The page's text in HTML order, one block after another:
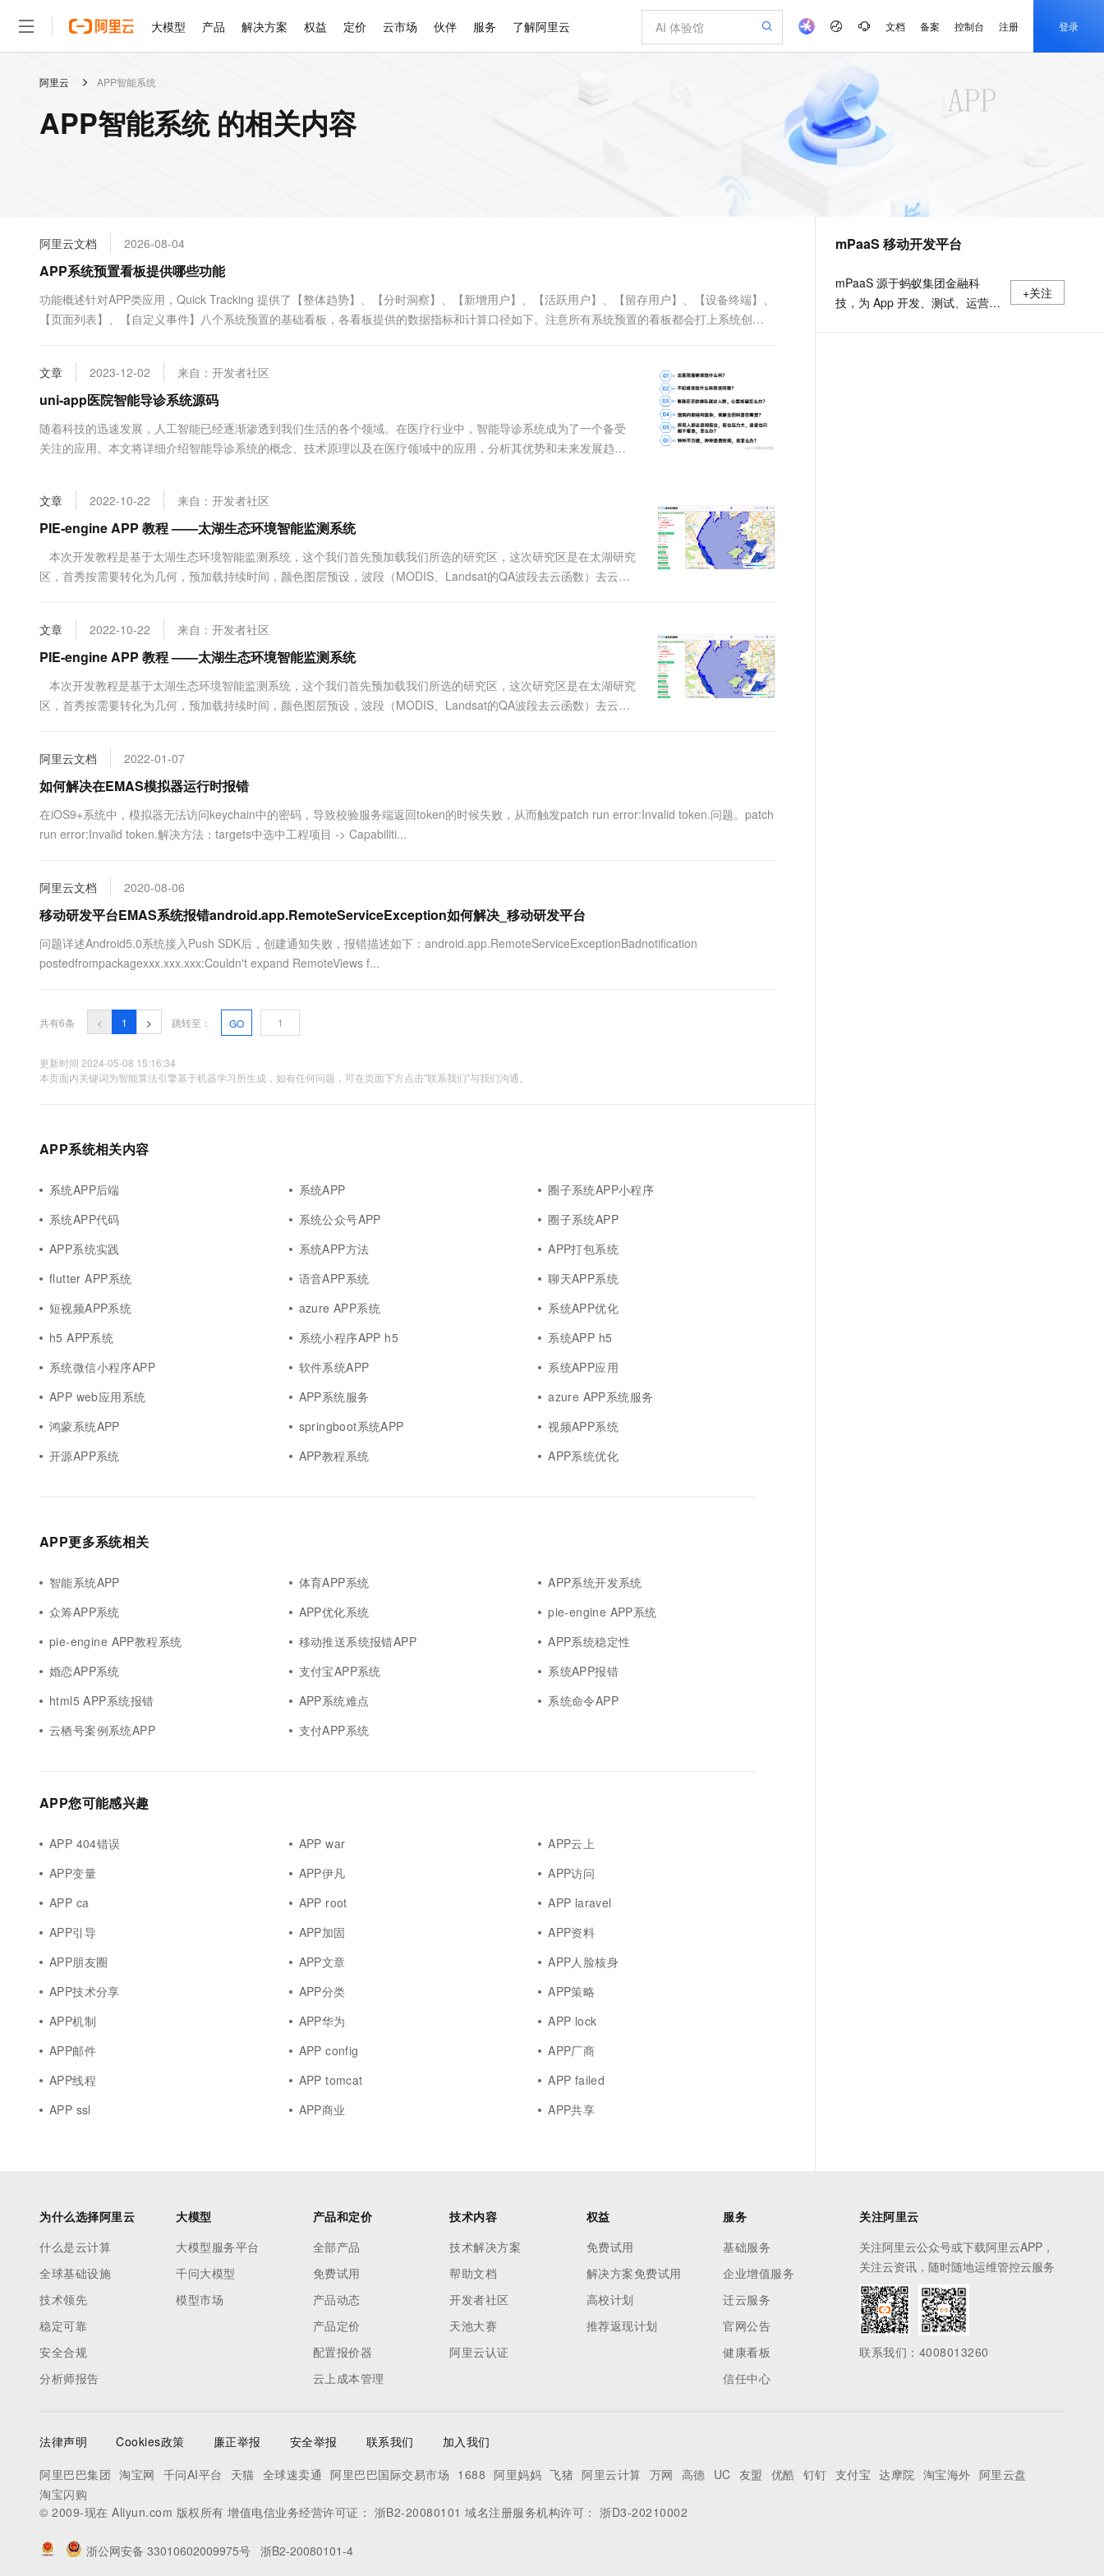
大模型 产品 解决方案 权益 定价 云市场 伙伴 服务 了解阿里云 文档 备案 控制台 注册 登录
阿里云 APP智能系统
APP智能系统 的相关内容
阿里云文档 2026-08-04
APP系统预置看板提供哪些功能
功能概述针对APP类应用，Quick Tracking 提供了【整体趋势】、【分时洞察】、【新增用户】、【活跃用户】、【留存用户】、【设备终端】、
【页面列表】、【自定义事件】八个系统预置的基础看板，各看板提供的数据指标和计算口径如下。注意所有系统预置的看板都会打上系统创建
文章 2023-12-02 来自：开发者社区
uni-app医院智能导诊系统源码
随着科技的迅速发展，人工智能已经逐渐渗透到我们生活的各个领域。在医疗行业中，智能导诊系统成为了一个备受
关注的应用。本文将详细介绍智能导诊系统的概念、技术原理以及在医疗领域中的应用，分析其优势和未来发展趋
民“知症不知病”、“知病不知科”的问题,为患者推荐正确的科室、合适的医院、合适的医生,助力缓....
文章
2022-10-22 来自：开发者社区
PIE-engine APP 教程 ——太湖生态环境智能监测系统
本次开发教程是基于太湖生态环境智能监测系统，这个我们首先预加载我们所选的研究区，这次研究区是在太湖研究
区，首秀按需要转化为几何，预加载持续时间，颜色图层预设，波段（MODIS、Landsat的QA波段去云函数）去云效
一个面板，最后就是程序的嵌套和各个部分....
文章
2022-10-22 来自：开发者社区
PIE-engine APP 教程 ——太湖生态环境智能监测系统
本次开发教程是基于太湖生态环境智能监测系统，这个我们首先预加载我们所选的研究区，这次研究区是在太湖研究
区，首秀按需要转化为几何，预加载持续时间，颜色图层预设，波段（MODIS、Landsat的QA波段去云函数）去云效
一个面板，最后就是程序的嵌套和各个部分....
阿里云文档
2022-01-07
如何解决在EMAS模拟器运行时报错
在iOS9+系统中，模拟器无法访问keychain中的密码，导致校验服务端返回token的时候失败，从而触发patch run error:Invalid token.问题。patch
run error:Invalid token.解决方法：targets中选中工程项目 -> Capabiliti...
阿里云文档 2020-08-06
移动研发平台EMAS系统报错android.app.RemoteServiceException如何解决_移动研发平台
问题详述Android5.0系统接入Push SDK后，创建通知失败，报错描述如下：android.app.RemoteServiceExceptionBadnotification
postedfrompackagexxx.xxx.xxx:Couldn't expand RemoteViews f...
共有6条 < 1 > 跳转至： GO
更新时间 2024-05-08 15:16:34
本页面内关键词为智能算法引擎基于机器学习所生成，如有任何问题，可在页面下方点击"联系我们"与我们沟通。
APP系统相关内容
系统APP后端 系统APP
圈子系统APP小程序
系统APP代码
系统公众号APP
圈子系统APP
APP系统实践
系统APP方法
APP打包系统
flutter APP系统
语音APP系统
聊天APP系统
短视频APP系统
azure APP系统
系统APP优化
h5 APP系统
系统小程序APP h5
系统APP h5
系统微信小程序APP
软件系统APP
系统APP应用
APP web应用系统
APP系统服务
azure APP系统服务
鸿蒙系统APP
springboot系统APP
视频APP系统
开源APP系统
APP教程系统 APP系统优化
APP更多系统相关
智能系统APP 体育APP系统
APP系统开发系统
众筹APP系统
APP优化系统
pie-engine APP系统
pie-engine APP教程系统
移动推送系统报错APP
APP系统稳定性
婚恋APP系统
支付宝APP系统
系统APP报错
html5 APP系统报错
APP系统难点
系统命令APP
云栖号案例系统APP
支付APP系统
APP您可能感兴趣
APP 404错误 APP war
APP云上
APP变量
APP伊凡
APP访问
APP ca
APP root
APP laravel
APP引导
APP加固
APP资料
APP朋友圈
APP文章
APP人脸核身
APP技术分享
APP分类
APP策略
APP机制
APP华为
APP lock
APP邮件
APP config
APP厂商
APP线程
APP tomcat
APP failed
APP ssl
APP商业 APP共享
mPaaS 移动开发平台
mPaaS 源于蚂蚁集团金融科
技，为 App 开发、测试、运营及
+关注
为什么选择阿里云
什么是云计算
全球基础设施
技术领先
稳定可靠
安全合规
分析师报告
大模型
大模型服务平台
千问大模型
模型市场
产品和定价
全部产品
免费试用
产品动态
产品定价
配置报价器
云上成本管理
技术内容
技术解决方案
帮助文档
开发者社区
天池大赛
阿里云认证
权益
免费试用
解决方案免费试用
高校计划
推荐返现计划
服务
基础服务
企业增值服务
迁云服务
官网公告
健康看板
信任中心
关注阿里云
关注阿里云公众号或下载阿里云APP，
关注云资讯，随时随地运维管控云服务
联系我们：4008013260
法律声明 Cookies政策 廉正举报 安全举报 联系我们
加入我们
阿里巴巴集团 淘宝网 千问AI平台 天猫 全球速卖通 阿里巴巴国际交易市场 1688 阿里妈妈 飞猪 阿里云计算 万网 高德 UC 友盟 优酷 钉钉 支付宝 达摩院 淘宝海外 阿里云盘
淘宝闪购
© 2009-现在 Aliyun.com 版权所有 增值电信业务经营许可证： 浙B2-20080101 域名注册服务机构许可： 浙D3-20210002
浙公网安备 33010602009975号 浙B2-20080101-4
大模型
产品
计算
存储
中间件
数据库
大数据计算
媒体服务
企业服务与云通信
域名与网站
终端用户计算
Serverless
开发工具
专有云
大模型服务平台百炼 大模型
一站式AI开发、训练和推理服务
云解析DNS
大数据开发治理平台 DataWorks
云防火墙
云原生的云上边界网络安全防护产品
面向真实软件的智能体编程平台
Qoder CN
安全可靠、弹性可伸缩的云计算服务
国内短信简单易用，安全可靠，秒级触达，全球覆盖200+国家和地区。
云原生数据库 PolarDB
容器服务 Kubernetes 版 ACK
提供一站式管理容器应用的 K8s 服务
AssumeRole 角色自定义
百炼 Qwen3.7-Flash 系列模
型发布
解决方案
互联网应用开发
现代化应用
网络
上云与迁云
政企业务
睿译宝，AI翻译排版一步到位
让AI从“聊天伙伴”进化为能干活的“数字员工” 安装技能 GStack，拥有专属 AI 工程团队
一句话生成原生可编辑精美 PPT 文稿
输入一句话想法, 轻松生成专业的 PPT
通过阿里云百炼高效搭建AI应用,助力高效开发
以可视化方式快速构建移动和 PC 门户网站
Agency Agents：拥有专属领域专家
快速生产连贯的高质量长漫剧
10 分钟搭建微信、支付宝小程序
高效部署网站，快速应用到小程序
权益
定价
阿里云 OPC 创新助力计划
云市场
伙伴
服务
了解阿里云